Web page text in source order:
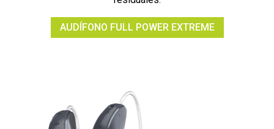
AUDÍFONO FULL POWER EXTREME